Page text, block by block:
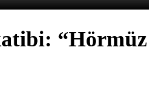
“Hörmüz